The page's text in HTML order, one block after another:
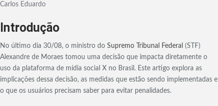
Carlos Eduardo
Introdução
No último dia 30/08, o ministro do Supremo Tribunal Federal (STF)
Alexandre de Moraes tomou uma decisão que impacta diretamente o
uso da plataforma de mídia social X no Brasil. Este artigo explora as
implicações dessa decisão, as medidas que estão sendo implementadas e
o que os usuários precisam saber para evitar penalidades.